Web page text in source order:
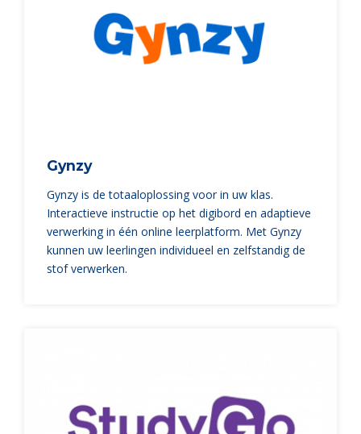
Gynzy
Gynzy is de totaaloplossing voor in uw klas.
Interactieve instructie op het digibord en adaptieve
verwerking in één online leerplatform. Met Gynzy
kunnen uw leerlingen individueel en zelfstandig de
stof verwerken.